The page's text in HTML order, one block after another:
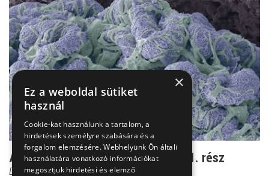
Amitől a vese fáj - Vesefájdalmak 1. rész
Dr. Fischer Gábor
×
Ez a weboldal sütiket
használ
Cookie-kat használunk a tartalom, a
hirdetések személyre szabására és a
forgalom elemzésére. Webhelyünk Ön általi
használatára vonatkozó információkat
megosztjuk hirdetési és elemző